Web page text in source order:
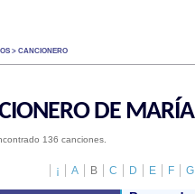
> CANCIONERO
DE
136 canciones.
¡ A B C D E F G